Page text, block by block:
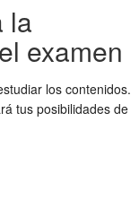
la
examen
los contenidos.
tus posibilidades de